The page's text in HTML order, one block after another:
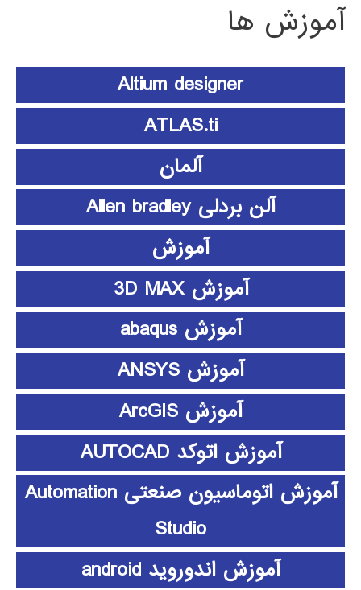
آموزش ها
Altium designer
ATLAS.ti
آلمان
آلن بردلی Allen bradley
آموزش
آموزش 3D MAX
آموزش abaqus
آموزش ANSYS
آموزش ArcGIS
آموزش اتوکد AUTOCAD
آموزش اتوماسیون صنعتی Automation
Studio
آموزش اندوروید android